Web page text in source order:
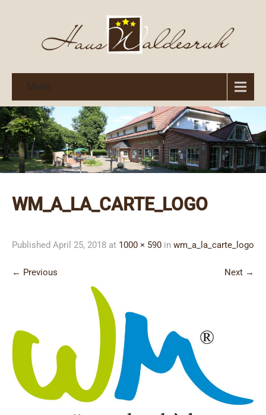
Menü
WM_A_LA_CARTE_LOGO
Published April 25, 2018 at 1000 × 590 in wm_a_la_carte_logo
← Previous Next →